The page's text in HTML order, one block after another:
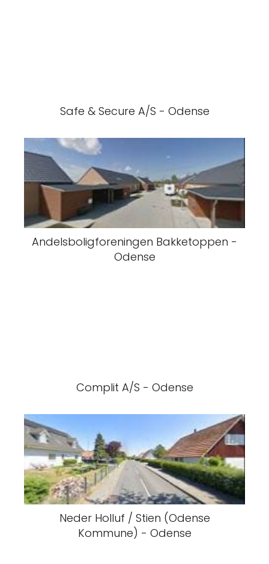
Safe & Secure A/S - Odense
Andelsboligforeningen Bakketoppen -
Odense
Complit A/S - Odense
Neder Holluf / Stien (Odense
Kommune) - Odense